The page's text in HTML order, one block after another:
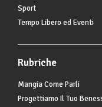
Sport
Tempo Libero ed Eventi
Rubriche
Mangia Come Parli
Progettiamo Il Tuo